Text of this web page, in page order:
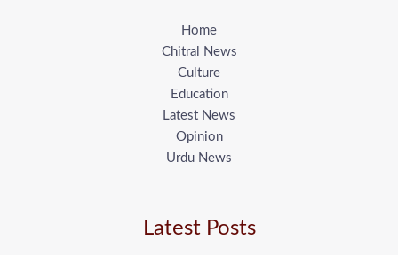
Home
Chitral News
Culture
Education
Latest News
Opinion
Urdu News
Latest Posts